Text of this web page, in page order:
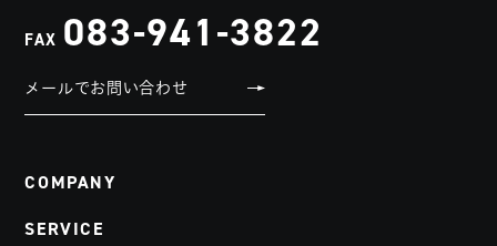
FAX 083-941-3822
メールでお問い合わせ
COMPANY
SERVICE